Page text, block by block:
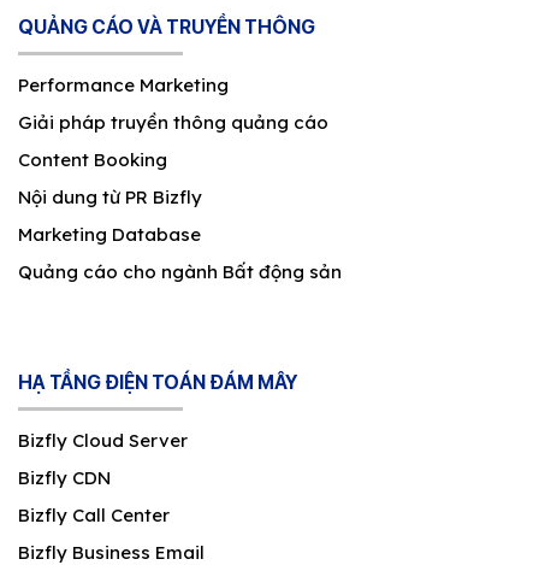
QUẢNG CÁO VÀ TRUYỀN THÔNG
Performance Marketing
Giải pháp truyền thông quảng cáo
Content Booking
Nội dung từ PR Bizfly
Marketing Database
Quảng cáo cho ngành Bất động sản
HẠ TẦNG ĐIỆN TOÁN ĐÁM MÂY
Bizfly Cloud Server
Bizfly CDN
Bizfly Call Center
Bizfly Business Email